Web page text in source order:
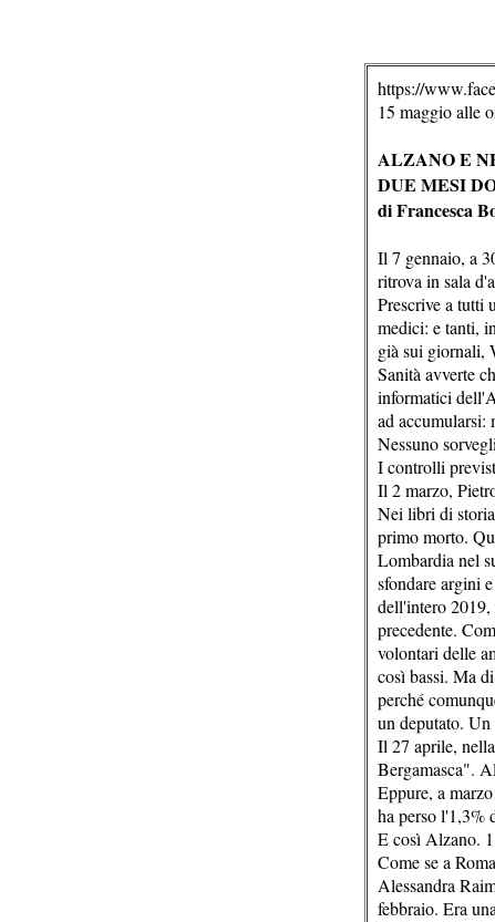
https://
15 maggio alle
ALZANO E
DUE MESI
di Francesca
Il 7 gennaio, a
ritrova in sala
Prescrive a tutti
medici: e tanti,
già sui giornali,
Sanità avverte
informatici
ad accumularsi:
Nessuno
I controlli
Il 2 marzo,
Nei libri di
primo morto.
Lombardia nel
sfondare argini
dell'intero
precedente.
volontari delle
così bassi. Ma
perché
un deputato. Un
Il 27 aprile,
Bergamasca".
Eppure, a
ha perso l'1,3%
E così Alzano.
Come se a
Alessandra
febbraio. Era